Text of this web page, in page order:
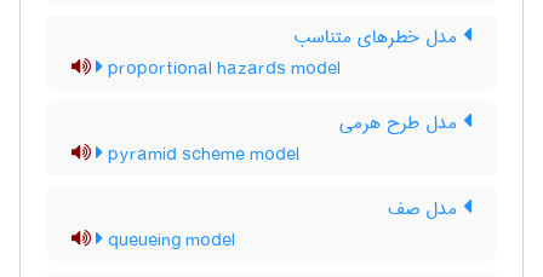
مدل خطرهای متناسب
proportional hazards model
مدل طرح هرمی
pyramid scheme model
مدل صف
queueing model